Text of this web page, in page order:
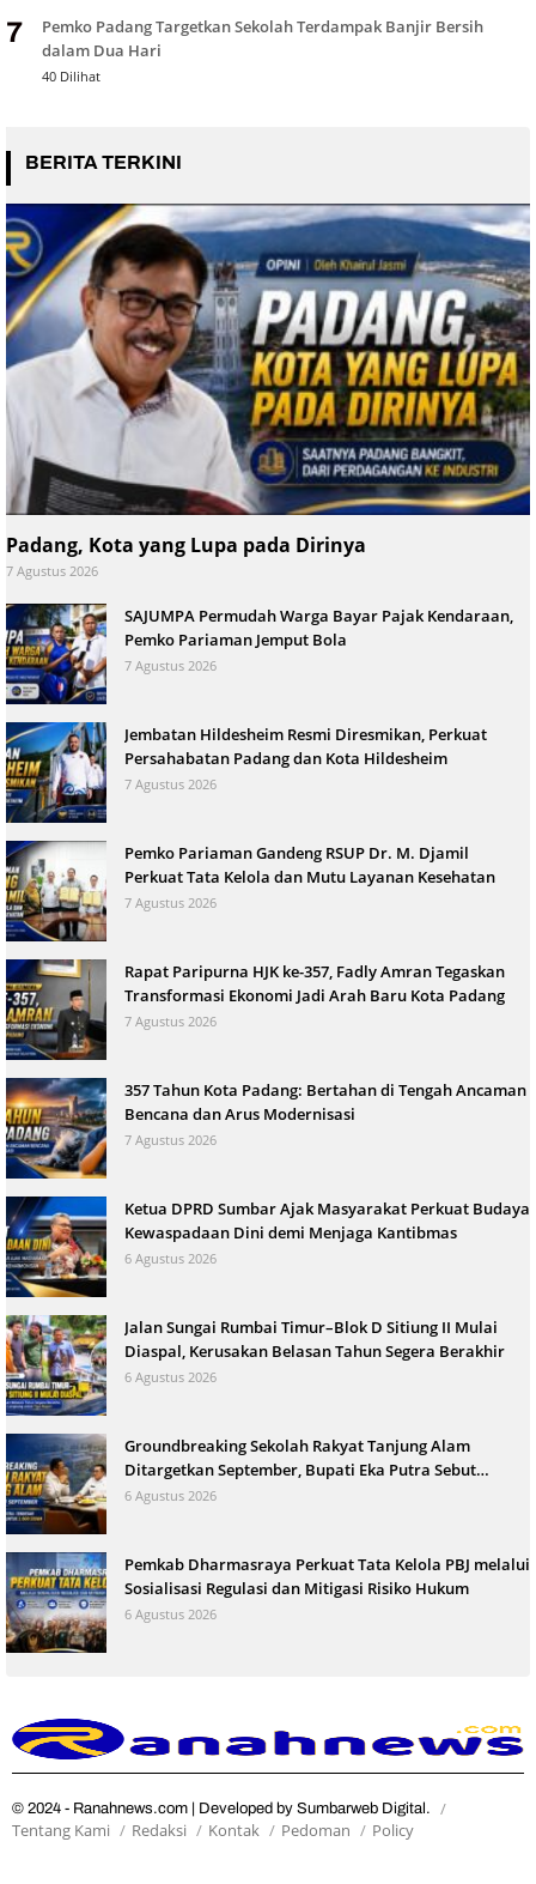
7
Pemko Padang Targetkan Sekolah Terdampak Banjir Bersih
dalam Dua Hari
40 Dilihat
BERITA TERKINI
Padang, Kota yang Lupa pada Dirinya
7 Agustus 2026
SAJUMPA Permudah Warga Bayar Pajak Kendaraan,
Pemko Pariaman Jemput Bola
7 Agustus 2026
Jembatan Hildesheim Resmi Diresmikan, Perkuat
Persahabatan Padang dan Kota Hildesheim
7 Agustus 2026
Pemko Pariaman Gandeng RSUP Dr. M. Djamil
Perkuat Tata Kelola dan Mutu Layanan Kesehatan
7 Agustus 2026
Rapat Paripurna HJK ke-357, Fadly Amran Tegaskan
Transformasi Ekonomi Jadi Arah Baru Kota Padang
7 Agustus 2026
357 Tahun Kota Padang: Bertahan di Tengah Ancaman
Bencana dan Arus Modernisasi
7 Agustus 2026
Ketua DPRD Sumbar Ajak Masyarakat Perkuat Budaya
Kewaspadaan Dini demi Menjaga Kantibmas
6 Agustus 2026
Jalan Sungai Rumbai Timur–Blok D Sitiung II Mulai
Diaspal, Kerusakan Belasan Tahun Segera Berakhir
6 Agustus 2026
Groundbreaking Sekolah Rakyat Tanjung Alam
Ditargetkan September, Bupati Eka Putra Sebut
Terbesar di Indonesia
6 Agustus 2026
Pemkab Dharmasraya Perkuat Tata Kelola PBJ melalui
Sosialisasi Regulasi dan Mitigasi Risiko Hukum
6 Agustus 2026
© 2024 - Ranahnews.com | Developed by Sumbarweb Digital.
Tentang Kami Redaksi Kontak Pedoman Policy